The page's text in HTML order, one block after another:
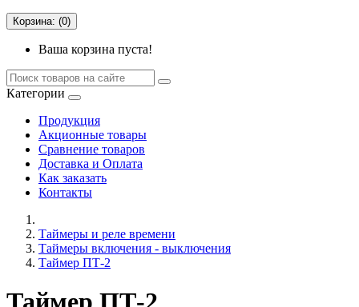
Корзина: (0)
Ваша корзина пуста!
Категории
Продукция
Акционные товары
Сравнение товаров
Доставка и Оплата
Как заказать
Контакты
Таймеры и реле времени
Таймеры включения - выключения
Таймер ПТ-2